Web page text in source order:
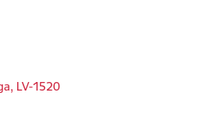
LV-1520